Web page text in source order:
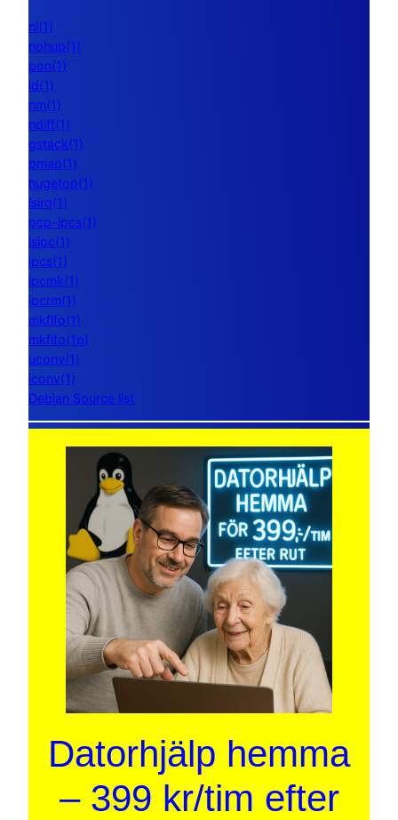
nl(1)
nohup(1)
pon(1)
ld(1)
nm(1)
ndiff(1)
gstack(1)
pmap(1)
hugetop(1)
lsirq(1)
pcp-ipcs(1)
lsipc(1)
ipcs(1)
ipcmk(1)
ipcrm(1)
mkfifo(1)
mkfifo(1p)
uconv(1)
iconv(1)
Debian Source list
Datorhjälp hemma
– 399 kr/tim efter